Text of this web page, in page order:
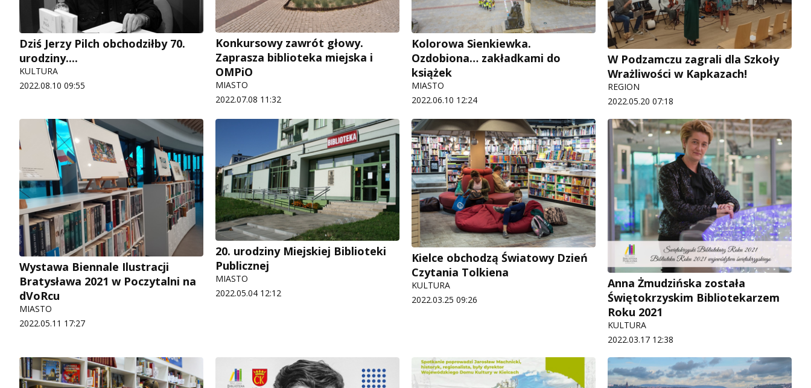
Dziś Jerzy Pilch obchodziłby 70.
urodziny....
KULTURA
2022.08.10 09:55
Konkursowy zawrót głowy.
Zaprasza biblioteka miejska i
OMPiO
MIASTO
2022.07.08 11:32
Kolorowa Sienkiewka.
Ozdobiona… zakładkami do
książek
MIASTO
2022.06.10 12:24
W Podzamczu zagrali dla Szkoły
Wrażliwości w Kapkazach!
REGION
2022.05.20 07:18
Wystawa Biennale Ilustracji
Bratysława 2021 w Poczytalni na
dVoRcu
MIASTO
2022.05.11 17:27
20. urodziny Miejskiej Biblioteki
Publicznej
MIASTO
2022.05.04 12:12
Kielce obchodzą Światowy Dzień
Czytania Tolkiena
KULTURA
2022.03.25 09:26
Anna Żmudzińska została
Świętokrzyskim Bibliotekarzem
Roku 2021
KULTURA
2022.03.17 12:38